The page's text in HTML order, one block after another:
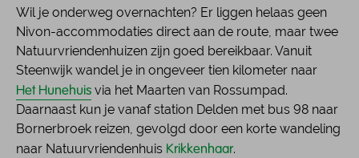
Wil je onderweg overnachten? Er liggen helaas geen
Nivon-accommodaties direct aan de route, maar twee
Natuurvriendenhuizen zijn goed bereikbaar. Vanuit
Steenwijk wandel je in ongeveer tien kilometer naar
Het Hunehuis via het Maarten van Rossumpad.
Daarnaast kun je vanaf station Delden met bus 98 naar
Bornerbroek reizen, gevolgd door een korte wandeling
naar Natuurvriendenhuis Krikkenhaar.